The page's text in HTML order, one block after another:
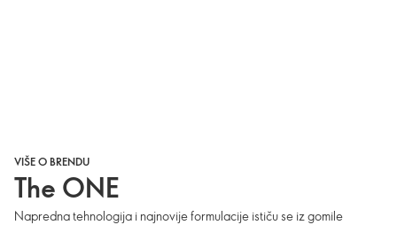
VIŠE O BRENDU
The ONE
Napredna tehnologija i najnovije formulacije ističu se iz gomile